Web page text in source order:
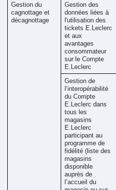
Gestion du
cagnottage et
décagnottage
Gestion des
données liées à
l'utilisation des
tickets E.Leclerc
et aux
avantages
consommateur
sur le Compte
E.Leclerc
Gestion de
l’interopérabilité
du Compte
E.Leclerc dans
tous les
magasins
E.Leclerc
participant au
programme de
fidélité (liste des
magasins
disponible
auprès de
l’accueil du